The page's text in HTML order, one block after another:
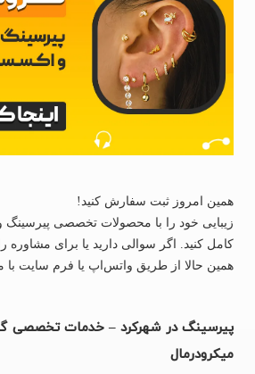
همین امروز ثبت سفارش کنید!
زیبایی خود را با محصولات تخصصی پیرسینگ و
کامل کنید. اگر سوالی دارید یا برای مشاوره
همین حالا از طریق واتس‌اپ یا فرم سایت با
پیرسینگ در شهرکرد – خدمات تخصصی
میکرودرمال